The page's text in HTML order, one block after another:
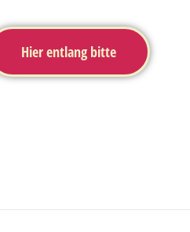
Hier entlang bitte